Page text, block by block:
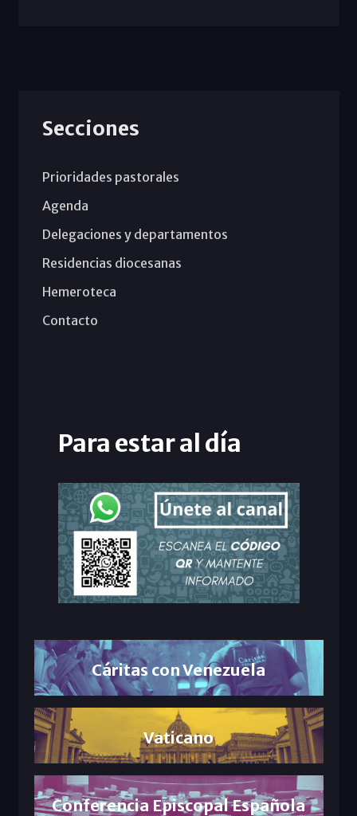
Secciones
Prioridades pastorales
Agenda
Delegaciones y departamentos
Residencias diocesanas
Hemeroteca
Contacto
Para estar al día
Cáritas con Venezuela
Vaticano
Conferencia Episcopal Española